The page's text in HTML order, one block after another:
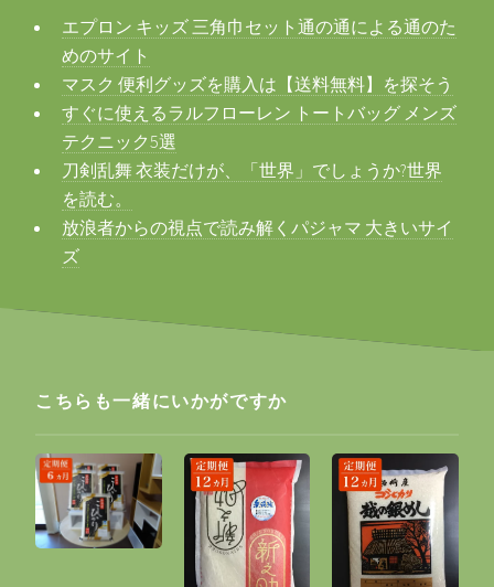
エプロン キッズ 三角巾セット通の通による通のた
めのサイト
マスク 便利グッズを購入は【送料無料】を探そう
すぐに使えるラルフローレン トートバッグ メンズ
テクニック5選
刀剣乱舞 衣装だけが、「世界」でしょうか?世界
を読む。
放浪者からの視点で読み解くパジャマ 大きいサイ
ズ
こちらも一緒にいかがですか